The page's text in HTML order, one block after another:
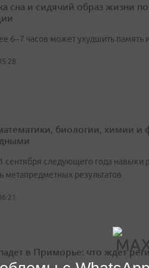
сна и сидячий образ жизни
6–7 часов может ухудшить память
биологии, химии и
сентября следующего года навыки
метапредметных результатов
в Приморье: что ждет